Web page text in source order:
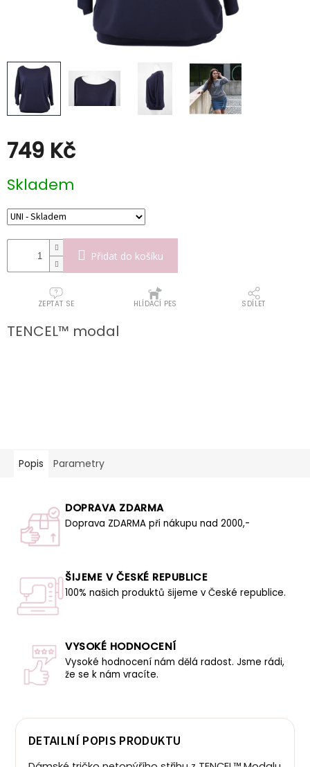
749 Kč
cena:
Skladem
Přidat do košíku
ZEPTAT SE HLÍDACÍ PES SDÍLET
TENCEL™ modal
Popis Parametry
DOPRAVA ZDARMA
Doprava ZDARMA při nákupu nad 2000,-
ŠIJEME V ČESKÉ REPUBLICE
100% našich produktů šijeme v České republice.
VYSOKÉ HODNOCENÍ
Vysoké hodnocení nám dělá radost. Jsme rádi,
že se k nám vracíte.
DETAILNÍ POPIS PRODUKTU